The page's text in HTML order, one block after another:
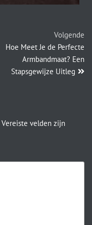
Volgende
Hoe Meet Je de Perfecte
Armbandmaat? Een
Stapsgewijze Uitleg
Vereiste velden zijn